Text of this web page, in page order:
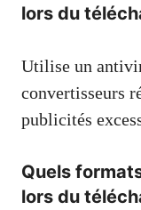
lors du
Utilise un
convertisseurs
publicités
Quels
lors du